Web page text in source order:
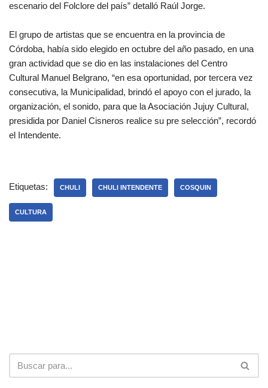
escenario del Folclore del país” detalló Raúl Jorge.
El grupo de artistas que se encuentra en la provincia de
Córdoba, había sido elegido en octubre del año pasado, en una
gran actividad que se dio en las instalaciones del Centro
Cultural Manuel Belgrano, “en esa oportunidad, por tercera vez
consecutiva, la Municipalidad, brindó el apoyo con el jurado, la
organización, el sonido, para que la Asociación Jujuy Cultural,
presidida por Daniel Cisneros realice su pre selección”, recordó
el Intendente.
Etiquetas: CHULI CHULI INTENDENTE COSQUIN
CULTURA